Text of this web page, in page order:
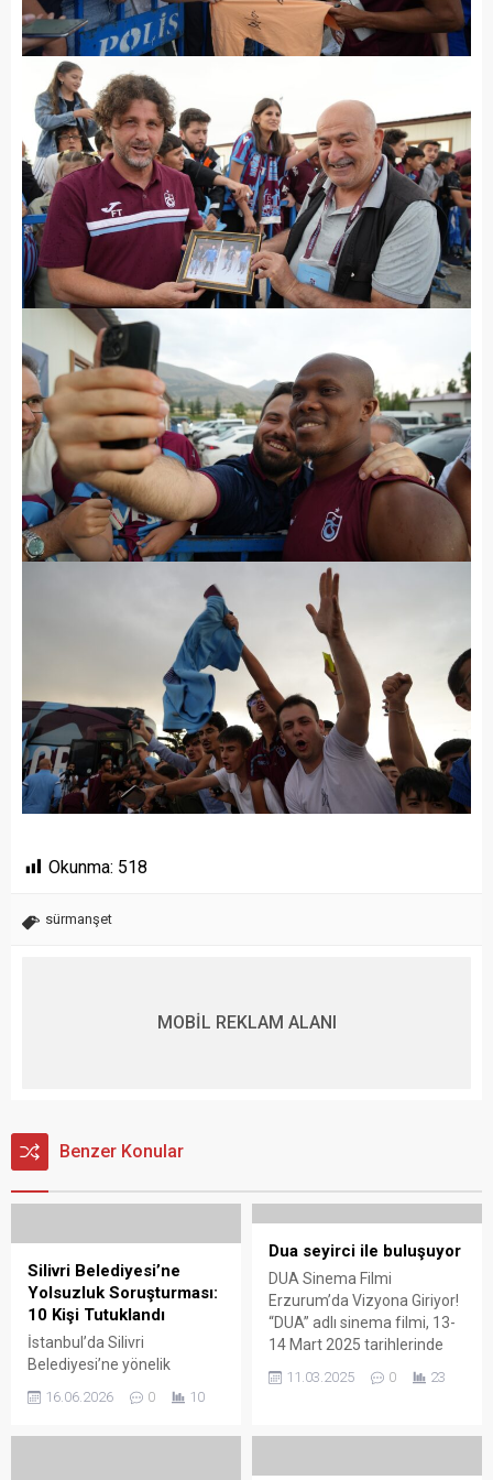
Okunma: 518
sürmanşet
MOBİL REKLAM ALANI
Benzer Konular
Silivri Belediyesi’ne
Yolsuzluk Soruşturması:
10 Kişi Tutuklandı
İstanbul’da Silivri
Belediyesi’ne yönelik
yürütülen yolsuzluk iddialı
soruşturma kapsamında
16.06.2026 0 10
Dua seyirci ile buluşuyor
DUA Sinema Filmi
Erzurum’da Vizyona Giriyor!
“DUA” adlı sinema filmi, 13-
14 Mart 2025 tarihlerinde
Atatürk Üniversitesi Nene
Hatun Gösteri ve Sanat
seyirciyle buluşacak. Filmin
11.03.2025 0 23